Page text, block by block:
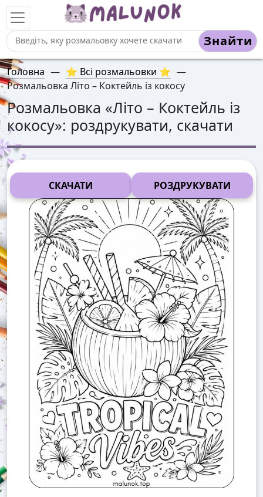
Знайти
Головна — ⭐ Всі розмальовки ⭐ —
Розмальовка Літо – Коктейль із кокосу
Розмальовка «Літо – Коктейль із
кокосу»: роздрукувати, скачати
СКАЧАТИ РОЗДРУКУВАТИ